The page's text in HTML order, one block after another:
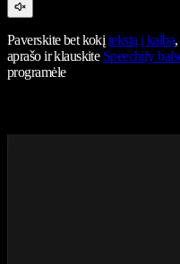
Paverskite bet kokįtekstą į kalbą,
aprašo ir klauskite Speechify
programėle